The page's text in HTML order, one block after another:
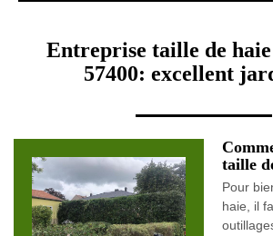
Entreprise taille de
57400: excellent
taille
Pour
haie, il